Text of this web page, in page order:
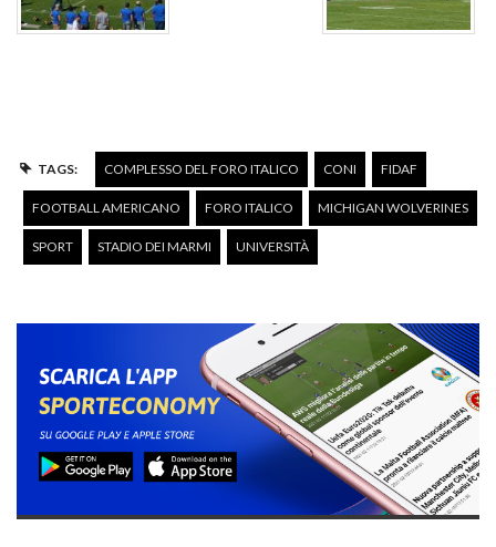
TAGS: COMPLESSO DEL FORO ITALICO CONI FIDAF
FOOTBALL AMERICANO FORO ITALICO MICHIGAN WOLVERINES
SPORT STADIO DEI MARMI UNIVERSITÀ